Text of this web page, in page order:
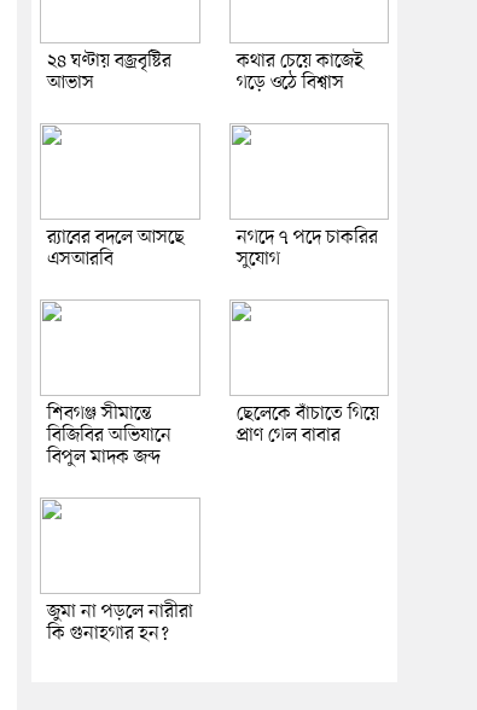
২৪ ঘণ্টায় বজ্রবৃষ্টির
আভাস
কথার চেয়ে কাজেই
গড়ে ওঠে বিশ্বাস
র‍্যাবের বদলে আসছে
এসআরবি
নগদে ৭ পদে চাকরির
সুযোগ
শিবগঞ্জ সীমান্তে
বিজিবির অভিযানে
বিপুল মাদক জব্দ
ছেলেকে বাঁচাতে গিয়ে
প্রাণ গেল বাবার
জুমা না পড়লে নারীরা
কি গুনাহগার হন?